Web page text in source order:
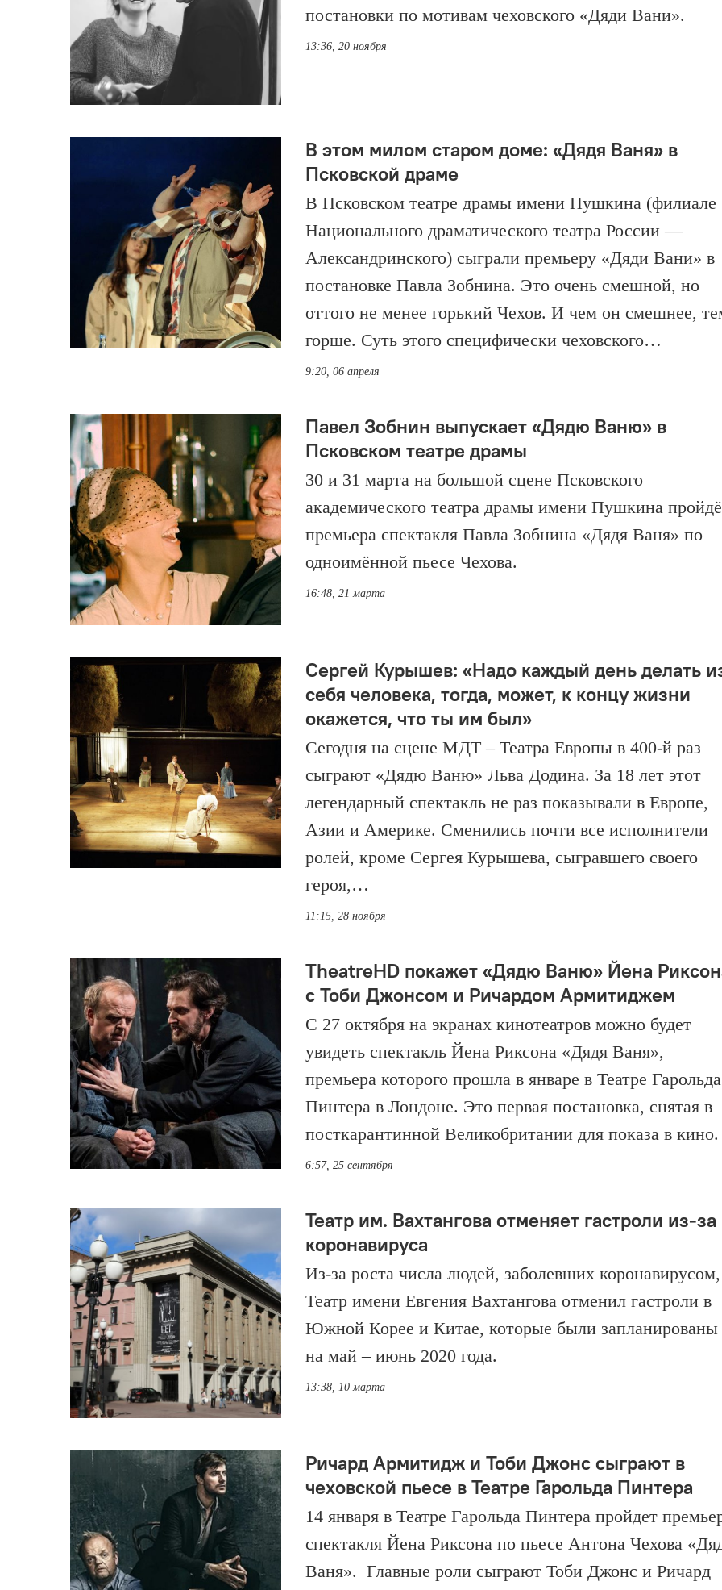
постановки по мотивам чеховского «Дяди Вани».
13:36, 20 ноября
В этом милом старом доме: «Дядя Ваня» в
Псковской драме
В Псковском театре драмы имени Пушкина (филиале
Национального драматического театра России —
Александринского) сыграли премьеру «Дяди Вани» в
постановке Павла Зобнина. Это очень смешной, но
оттого не менее горький Чехов. И чем он смешнее,
горше. Суть этого специфически чеховского…
9:20, 06 апреля
Павел Зобнин выпускает «Дядю Ваню» в
Псковском театре драмы
30 и 31 марта на большой сцене Псковского
академического театра драмы имени Пушкина
премьера спектакля Павла Зобнина «Дядя Ваня» по
одноимённой пьесе Чехова.
16:48, 21 марта
Сергей Курышев: «Надо каждый день делать
себя человека, тогда, может, к концу жизни
окажется, что ты им был»
Сегодня на сцене МДТ – Театра Европы в 400-й раз
сыграют «Дядю Ваню» Льва Додина. За 18 лет этот
легендарный спектакль не раз показывали в Европе,
Азии и Америке. Сменились почти все исполнители
ролей, кроме Сергея Курышева, сыгравшего своего
героя,…
11:15, 28 ноября
TheatreHD покажет «Дядю Ваню» Йена
с Тоби Джонсом и Ричардом Армитиджем
С 27 октября на экранах кинотеатров можно будет
увидеть спектакль Йена Риксона «Дядя Ваня»,
премьера которого прошла в январе в Театре Гарольда
Пинтера в Лондоне. Это первая постановка, снятая в
посткарантинной Великобритании для показа в кино.
6:57, 25 сентября
Театр им. Вахтангова отменяет гастроли из-за
коронавируса
Из-за роста числа людей, заболевших коронавирусом,
Театр имени Евгения Вахтангова отменил гастроли в
Южной Корее и Китае, которые были запланированы
на май – июнь 2020 года.
13:38, 10 марта
Ричард Армитидж и Тоби Джонс сыграют в
чеховской пьесе в Театре Гарольда Пинтера
14 января в Театре Гарольда Пинтера пройдет
спектакля Йена Риксона по пьесе Антона Чехова
Ваня». Главные роли сыграют Тоби Джонс и Ричард